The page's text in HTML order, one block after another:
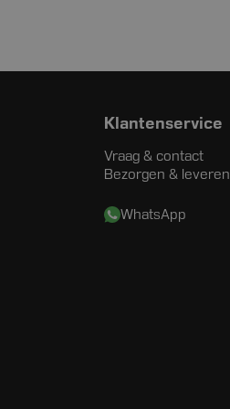
Klantenservice
Vraag & contact
Bezorgen & leveren
WhatsApp